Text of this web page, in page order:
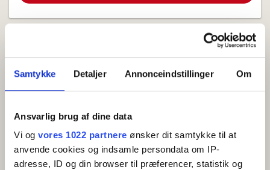
Samtykke Detaljer Annonceindstillinger Om
Ansvarlig brug af dine data
Vi og vores 1022 partnere ønsker dit samtykke til at
anvende cookies og indsamle persondata om IP-
adresse, ID og din browser til præferencer, statistik og
Ferienhaus für 4-6 Personen
Allinge